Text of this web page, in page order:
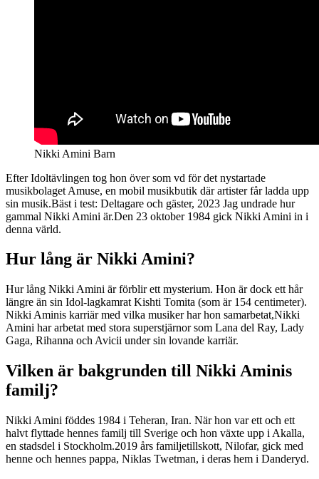
Nikki Amini Barn
Efter Idoltävlingen tog hon över som vd för det nystartade
musikbolaget Amuse, en mobil musikbutik där artister får ladda upp
sin musik.Bäst i test: Deltagare och gäster, 2023 Jag undrade hur
gammal Nikki Amini är.Den 23 oktober 1984 gick Nikki Amini in i
denna värld.
Hur lång är Nikki Amini?
Hur lång Nikki Amini är förblir ett mysterium. Hon är dock ett hår
längre än sin Idol-lagkamrat Kishti Tomita (som är 154 centimeter).
Nikki Aminis karriär med vilka musiker har hon samarbetat,Nikki
Amini har arbetat med stora superstjärnor som Lana del Ray, Lady
Gaga, Rihanna och Avicii under sin lovande karriär.
Vilken är bakgrunden till Nikki Aminis
familj?
Nikki Amini föddes 1984 i Teheran, Iran. När hon var ett och ett
halvt flyttade hennes familj till Sverige och hon växte upp i Akalla,
en stadsdel i Stockholm.2019 års familjetillskott, Nilofar, gick med
henne och hennes pappa, Niklas Twetman, i deras hem i Danderyd.